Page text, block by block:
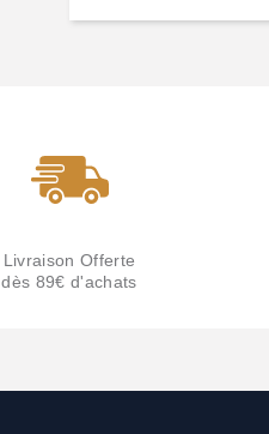
Livraison Offerte
dès 89€ d'achats